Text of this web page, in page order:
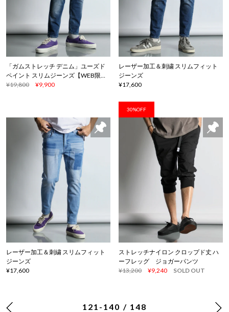
「ガムストレッチ デニム」ユーズド
ペイント スリムジーンズ【WEB限定
アイテム】
¥19,800 ¥9,900
レーザー加工＆刺繍 スリムフィット
ジーンズ
¥17,600
レーザー加工＆刺繍 スリムフィット
ジーンズ
¥17,600
30%OFF
ストレッチナイロン クロップド丈 ハ
ーフレッグ ジョガーパンツ
¥13,200
¥9,240 SOLD OUT
121-140 / 148